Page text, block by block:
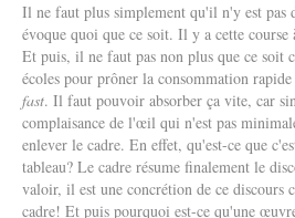
Il ne faut plus simplement qu'il n'y est pas
évoque quoi que ce soit. Il y a cette course
Et puis, il ne faut pas non plus que ce soit
écoles pour prôner la consommation
fast. Il faut pouvoir absorber ça vite, car
complaisance de l'œil qui n'est pas
enlever le cadre. En effet, qu'est-ce que
tableau? Le cadre résume finalement le
valoir, il est une concrétion de ce discours
cadre! Et puis pourquoi est-ce qu'une